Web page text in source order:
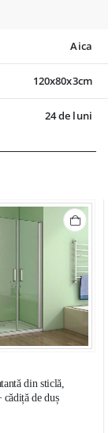
Aica
120x80x3cm
24 de luni
din sticlă,
cădiță de duș